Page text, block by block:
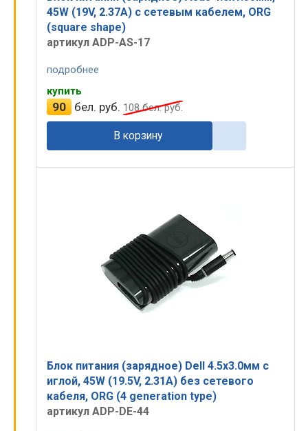
45W (19V, 2.37A) с сетевым кабелем, ORG
(square shape)
артикул ADP-AS-17
подробнее
купить
90 бел. руб. 108бел. руб.
В корзину
Блок питания (зарядное) Dell 4.5x3.0мм c
иглой, 45W (19.5V, 2.31A) без сетевого
кабеля, ORG (4 generation type)
артикул ADP-DE-44